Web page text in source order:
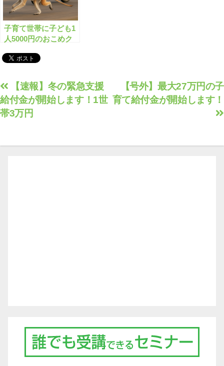
子育て世帯に子ども1
人5000円のおこめク
所得制限なし
投
稿
ナ
ゲ
【号外】最大27万円の子
育て給付金が開始します！
【速報】冬の緊急支援
給付金が開始します！1世
帯3万円